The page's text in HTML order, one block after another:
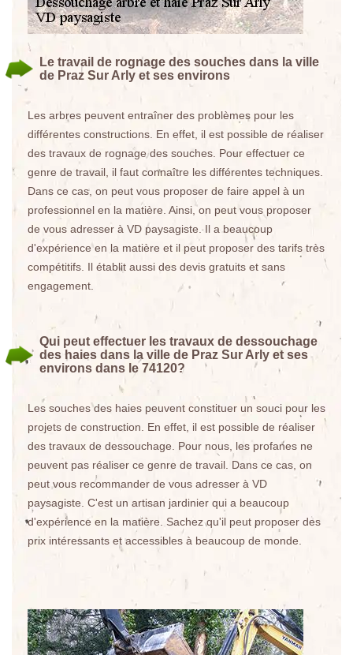
Le travail de rognage des souches dans la ville
de Praz Sur Arly et ses environs
Les arbres peuvent entraîner des problèmes pour les
différentes constructions. En effet, il est possible de réaliser
des travaux de rognage des souches. Pour effectuer ce
genre de travail, il faut connaître les différentes techniques.
Dans ce cas, on peut vous proposer de faire appel à un
professionnel en la matière. Ainsi, on peut vous proposer
de vous adresser à VD paysagiste. Il a beaucoup
d'expérience en la matière et il peut proposer des tarifs très
compétitifs. Il établit aussi des devis gratuits et sans
engagement.
Qui peut effectuer les travaux de dessouchage
des haies dans la ville de Praz Sur Arly et ses
environs dans le 74120?
Les souches des haies peuvent constituer un souci pour les
projets de construction. En effet, il est possible de réaliser
des travaux de dessouchage. Pour nous, les profanes ne
peuvent pas réaliser ce genre de travail. Dans ce cas, on
peut vous recommander de vous adresser à VD
paysagiste. C'est un artisan jardinier qui a beaucoup
d'expérience en la matière. Sachez qu'il peut proposer des
prix intéressants et accessibles à beaucoup de monde.